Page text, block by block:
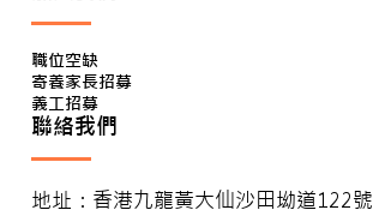
職位空缺
寄養家長招募
義工招募
聯絡我們
地址：香港九龍黃大仙沙田坳道122號